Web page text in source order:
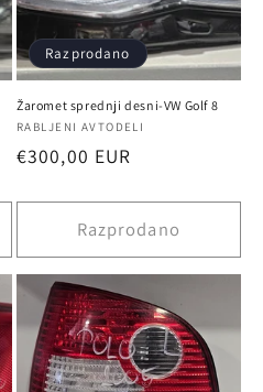
Razprodano
Žaromet sprednji desni-VW Golf 8
Ponudnik:
RABLJENI AVTODELI
Redna
€300,00 EUR
Razprodano